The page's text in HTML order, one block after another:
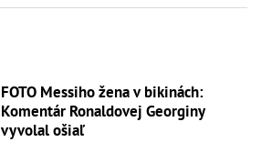
FOTO Messiho žena v bikinách:
Komentár Ronaldovej Georginy
vyvolal ošiaľ